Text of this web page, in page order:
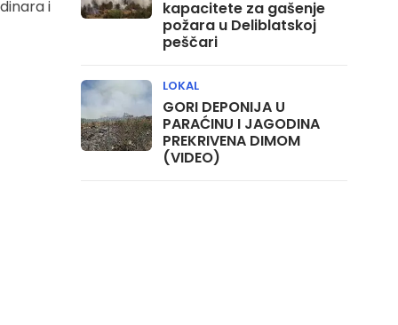
i
kapacitete za gašenje
požara u Deliblatskoj
peščari
GORI DEPONIJA U
PARAĆINU I JAGODINA
PREKRIVENA DIMOM
(VIDEO)
LOKAL